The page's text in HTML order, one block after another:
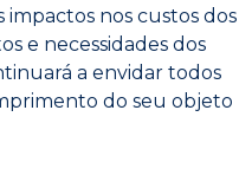
impactos nos custos dos
e necessidades dos
a envidar todos
do seu objeto